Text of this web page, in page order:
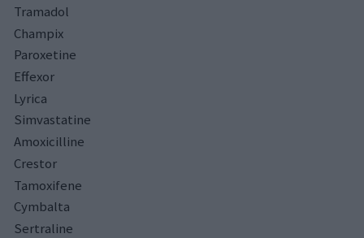
Tramadol
Champix
Paroxetine
Effexor
Lyrica
Simvastatine
Amoxicilline
Crestor
Tamoxifene
Cymbalta
Sertraline